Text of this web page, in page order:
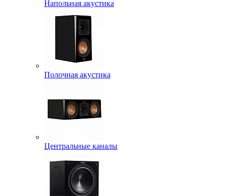
Напольная акустика
Полочная акустика
Центральные каналы